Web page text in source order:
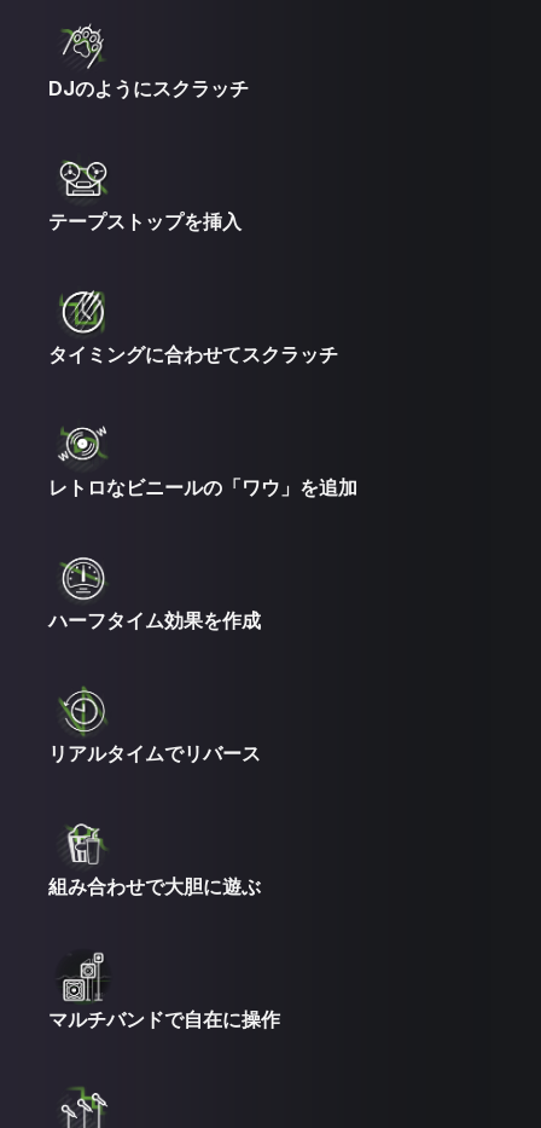
DJのようにスクラッチ
テープストップを挿入
タイミングに合わせてスクラッチ
レトロなビニールの「ワウ」を追加
ハーフタイム効果を作成
リアルタイムでリバース
組み合わせで大胆に遊ぶ
マルチバンドで自在に操作